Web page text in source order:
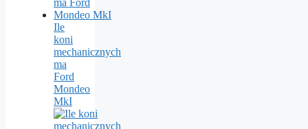
Ile
koni
mechanicznych
ma
Ford
Mondeo
MkI